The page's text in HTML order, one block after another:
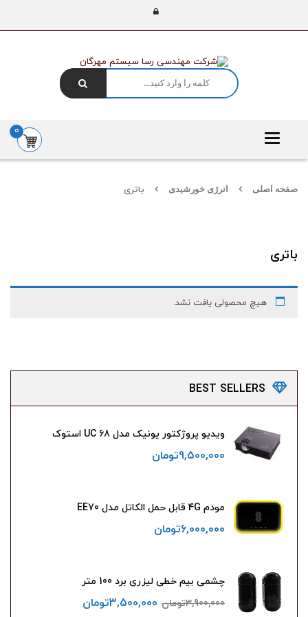
Toggle
0
صفحه اصلی انرژی خورشیدی باتری
BEST SELLERS
ویدیو پروژکتور یونیک مدل UC 68 استوک
9,500,000تومان
مودم 4G قابل حمل الکاتل مدل EE70
6,000,000تومان
چشمی بیم خطی لیزری برد 100 متر
3,900,000تومان 3,500,000تومان
باتری
هیچ محصولی یافت نشد.